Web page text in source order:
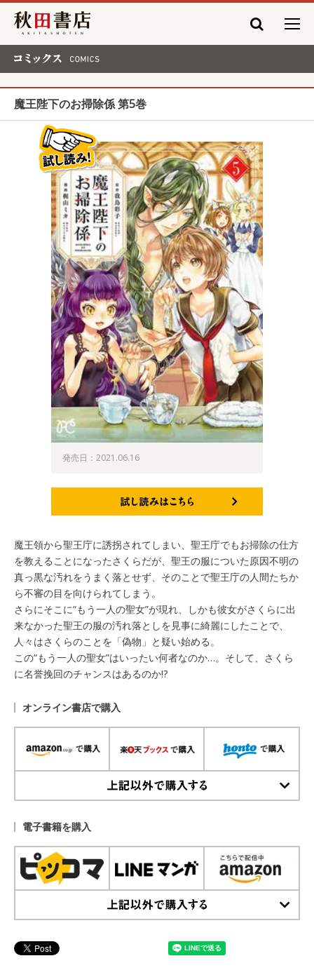
秋田書店
魔王陛下のお掃除係 第5巻
発売日：2021.06.16
魔王領から聖王庁に誘拐されてしまい、聖王庁でもお掃除の仕方
を教えることになったさくらだが、聖王の服についた原因不明の
真っ黒な汚れをうまく落とせず、そのことで聖王庁の人間たちか
ら不審の目を向けられてしまう。
さらにそこに“もう一人の聖女”が現れ、しかも彼女がさくらに出
来なかった聖王の服の汚れ落としを見事に綺麗にしたことで、
人々はさくらのことを「偽物」と疑い始める。
この“もう一人の聖女”はいったい何者なのか…。そして、さくら
に名誉挽回のチャンスはあるのか!?
オンライン書店で購入
電子書籍を購入